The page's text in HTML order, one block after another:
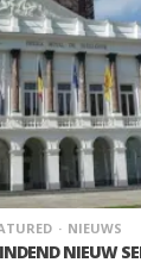
NIEUWS
NIEUW